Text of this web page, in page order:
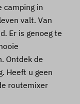
camping in
valt. Van
Er is genoeg te
Ontdek de
Heeft u geen
routemixer